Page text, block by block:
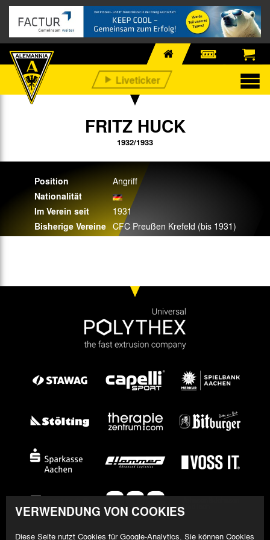
FRITZ HUCK
1932/1933
Position Angriff
Nationalität
Im Verein seit
1931
Bisherige Vereine CFC Preußen Krefeld (bis 1931)
VERWENDUNG VON COOKIES
Diese Seite nutzt Cookies für Google-Analytics. Sie können Cookies